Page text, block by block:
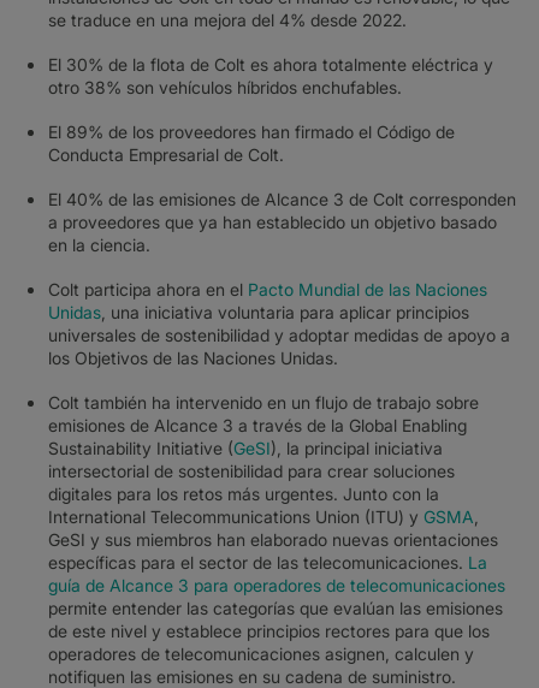
se traduce en una mejora del 4% desde 2022.
El 30% de la flota de Colt es ahora totalmente eléctrica y
otro 38% son vehículos híbridos enchufables.
El 89% de los proveedores han firmado el Código de
Conducta Empresarial de Colt.
El 40% de las emisiones de Alcance 3 de Colt corresponden
a proveedores que ya han establecido un objetivo basado
en la ciencia.
Colt participa ahora en el Pacto Mundial de las Naciones
Unidas , una iniciativa voluntaria para aplicar principios
universales de sostenibilidad y adoptar medidas de apoyo a
los Objetivos de las Naciones Unidas.
Colt también ha intervenido en un flujo de trabajo sobre
emisiones de Alcance 3 a través de la Global Enabling
Sustainability Initiative (GeSI), la principal iniciativa
intersectorial de sostenibilidad para crear soluciones
digitales para los retos más urgentes. Junto con la
International Telecommunications Union (ITU) y GSMA
GeSI y sus miembros han elaborado nuevas orientaciones
específicas para el sector de las telecomunicaciones. La
guía de Alcance 3 para operadores de telecomunicaciones
permite entender las categorías que evalúan las emisiones
de este nivel y establece principios rectores para que los
operadores de telecomunicaciones asignen, calculen y
notifiquen las emisiones en su cadena de suministro.